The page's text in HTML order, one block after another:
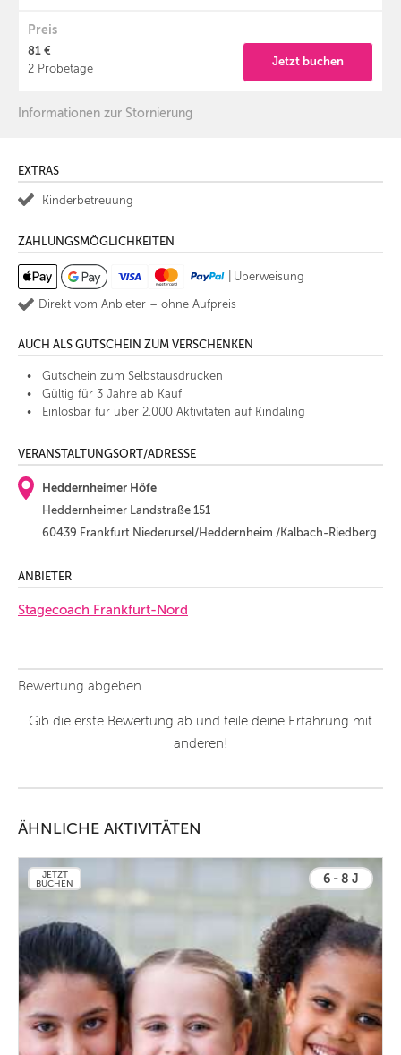
Preis
81 €
2 Probetage
Jetzt buchen
Informationen zur Stornierung
EXTRAS
Kinderbetreuung
ZAHLUNGSMÖGLICHKEITEN
Überweisung
Direkt vom Anbieter – ohne Aufpreis
AUCH ALS GUTSCHEIN ZUM VERSCHENKEN
Gutschein zum Selbstausdrucken
Gültig für 3 Jahre ab Kauf
Einlösbar für über 2.000 Aktivitäten auf Kindaling
VERANSTALTUNGSORT/ADRESSE
Heddernheimer Höfe
Heddernheimer Landstraße 151
60439 Frankfurt Niederursel/Heddernheim /Kalbach-Riedberg
ANBIETER
Stagecoach Frankfurt-Nord
Bewertung abgeben
Gib die erste Bewertung ab und teile deine Erfahrung mit
anderen!
ÄHNLICHE AKTIVITÄTEN
JETZT
BUCHEN
6 - 8 J